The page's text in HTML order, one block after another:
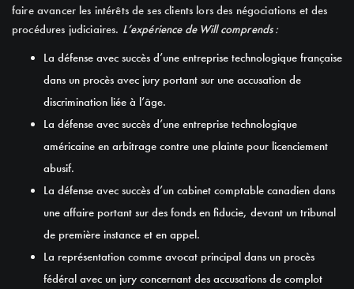
faire avancer les intérêts de ses clients lors des négociations et des
procédures judiciaires. L’expérience de Will comprends :
La défense avec succès d’une entreprise technologique française
dans un procès avec jury portant sur une accusation de
discrimination liée à l’âge.
La défense avec succès d’une entreprise technologique
américaine en arbitrage contre une plainte pour licenciement
abusif.
La défense avec succès d’un cabinet comptable canadien dans
une affaire portant sur des fonds en fiducie, devant un tribunal
de première instance et en appel.
La représentation comme avocat principal dans un procès
fédéral avec un jury concernant des accusations de complot